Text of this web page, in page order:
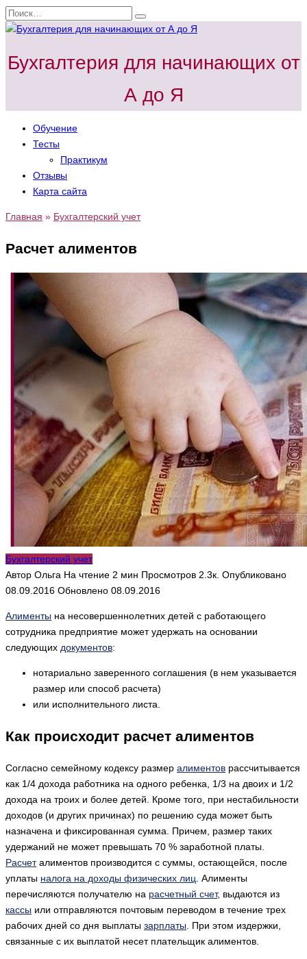
Перейти
к
Search
for:
Бухгалтерия для начинающих от
А до Я
Обучение
Тесты
Практикум
Отзывы
Карта сайта
Главная » Бухгалтерский учет
Расчет алиментов
Бухгалтерский учет
Автор Ольга На чтение 2 мин Просмотров 2.3к. Опубликовано
08.09.2016 Обновлено 08.09.2016
Алименты на несовершеннолетних детей с работающего
сотрудника предприятие может удержать на основании
следующих документов:
нотариально заверенного соглашения (в нем указывается
размер или способ расчета)
или исполнительного листа.
Как происходит расчет алиментов
Согласно семейному кодексу размер алиментов рассчитывается
как 1/4 дохода работника на одного ребенка, 1/3 на двоих и 1/2
дохода на троих и более детей. Кроме того, при нестабильности
доходов (и других причинах) по решению суда может быть
назначена и фиксированная сумма. Причем, размер таких
удержаний не может превышать 70 % заработной платы.
Расчеталиментов производится с суммы, остающейся, после
уплаты налога на доходы физических лиц . Алименты
перечисляются получателю на расчетный счет, выдаются из
кассы или отправляются почтовым переводом в течение трех
рабочих дней со дня выплаты зарплаты . При этом издержки,
связанные с их выплатой несет плательщик алиментов.